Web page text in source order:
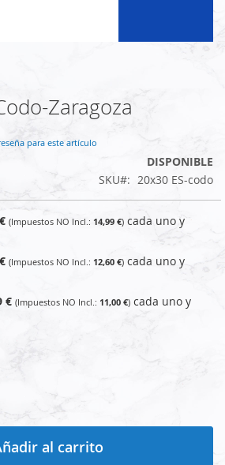
Zaragoza
para este artículo
DISPONIBLE
SKU
20x30 ES-codo
14,99 € cada uno y
12,60 € cada uno y
€ 11,00 € cada uno y
al carrito